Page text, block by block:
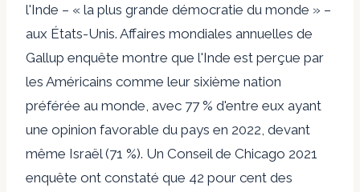
l'Inde – « la plus grande démocratie du monde » –
aux États-Unis. Affaires mondiales annuelles de
Gallup enquête montre que l'Inde est perçue par
les Américains comme leur sixième nation
préférée au monde, avec 77 % d'entre eux ayant
une opinion favorable du pays en 2022, devant
même Israël (71 %). Un Conseil de Chicago 2021
enquête ont constaté que 42 pour cent des